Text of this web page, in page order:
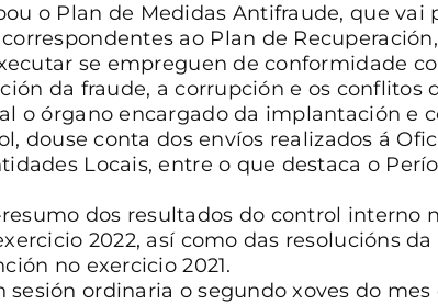
o Plan de Medidas Antifraude, que vai
ao Plan de
se empreguen de conformidade
da fraude, a corrupción e os conflitos
o órgano encargado da implantación e
douse conta dos envíos realizados á
Locais, entre o que destaca o
dos resultados do control interno
2022, así como das resolucións
no exercicio 2021.
ordinaria o segundo xoves do mes